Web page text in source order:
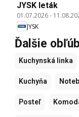
JYSK leták
01.07.2026-
JYSK
Ďalšie
Kuchynská linka
Kuchyňa
Posteľ